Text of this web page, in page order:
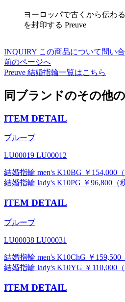
ヨーロッパで古くから伝わ
を封印する Preuve
INQUIRY この商品について問い
前のページへ
Preuve 結婚指輪一覧はこちら
同ブランドのその他
ITEM DETAIL
プルーブ
LU00019 LU00012
結婚指輪 men's K10BG ￥154,000（
結婚指輪 lady's K10PG ￥96,800（
ITEM DETAIL
プルーブ
LU00038 LU00031
結婚指輪 men's K10ChG ￥159,500
結婚指輪 lady's K10YG ￥110,000（
ITEM DETAIL